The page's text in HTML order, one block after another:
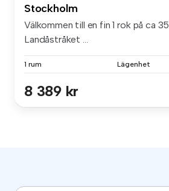
Stockholm
Välkommen till en fin 1 rok på ca
Landåstråket ...
1 rum Lägenhet
8 389 kr